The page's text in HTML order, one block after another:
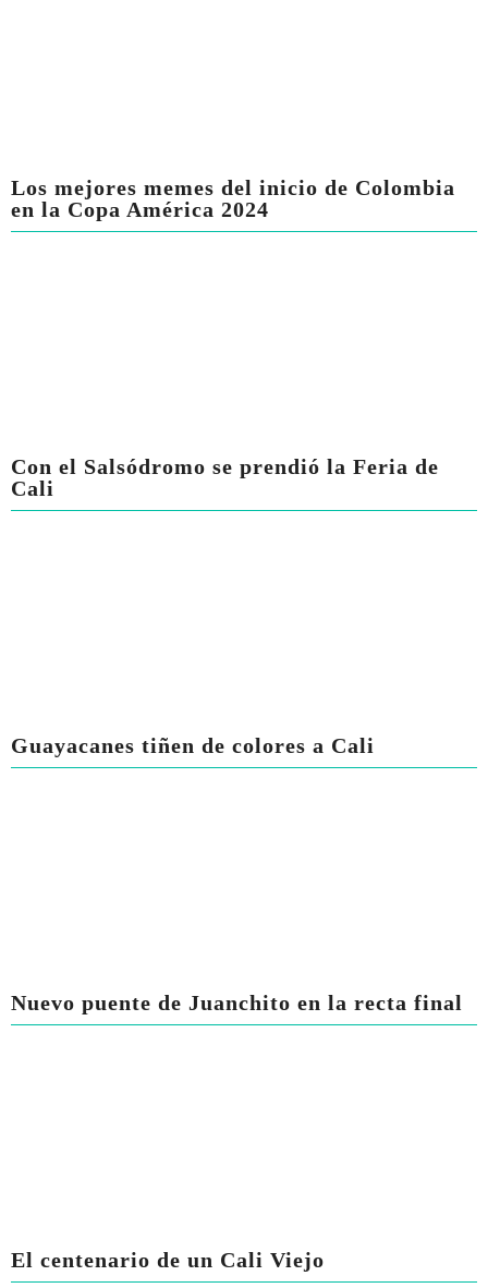
Los mejores memes del inicio de Colombia
en la Copa América 2024
Con el Salsódromo se prendió la Feria de
Cali
Guayacanes tiñen de colores a Cali
Nuevo puente de Juanchito en la recta final
El centenario de un Cali Viejo